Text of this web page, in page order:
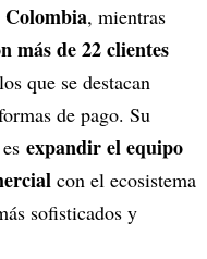
, mientras
más de 22 clientes
que se destacan
de pago. Su
expandir el equipo
con el ecosistema
sofisticados y